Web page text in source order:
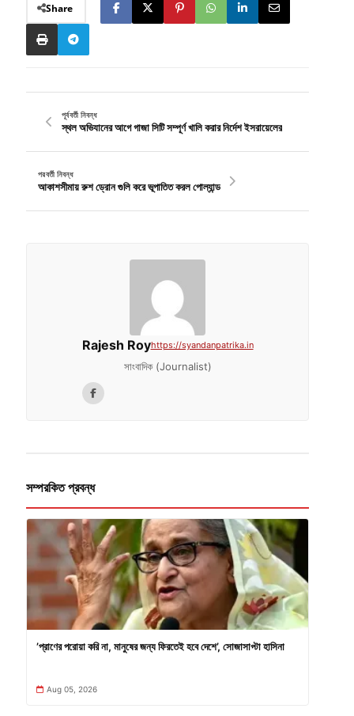
Share
পূর্ববর্তী নিবন্ধ
স্থল অভিযানের আগে গাজা সিটি সম্পূর্ণ খালি করার নির্দেশ ইসরায়েলের
পরবর্তী নিবন্ধ
আকাশসীমায় রুশ ড্রোন গুলি করে ভূপাতিত করল পোল্যান্ড
Rajesh Royhttps://syandanpatrika.in
সাংবাদিক (Journalist)
সম্পরকিত প্রবন্ধ
’প্রাণের পরোয়া করি না, মানুষের জন্য ফিরতেই হবে দেশে’, সোজাসাপ্টা হাসিনা
Aug 05, 2026